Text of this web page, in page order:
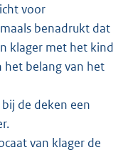
voor
benadrukt dat
klager met het kind
het belang van het
de deken een
van klager de